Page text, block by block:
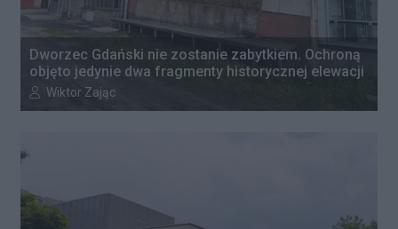
Dworzec Gdański nie zostanie zabytkiem. Ochroną
objęto jedynie dwa fragmenty historycznej elewacji
Autor artykułu:
Wiktor Zając